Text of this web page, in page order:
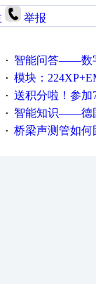
举报
· 智能问答——数字化工厂与
· 模块：
· 送积分啦！参加7月6日
· 智能知识——德国工业崛起
· 桥梁声测管如何固